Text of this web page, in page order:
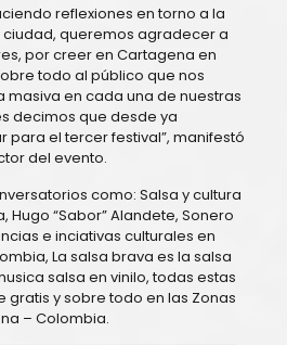
reflexiones en torno a la
queremos agradecer a
por creer en Cartagena en
todo al público que nos
en cada una de nuestras
decimos que desde ya
el tercer festival”, manifestó
del evento.
como: Salsa y cultura
“Sabor” Alandete, Sonero
e inciativas culturales en
La salsa brava es la salsa
salsa en vinilo, todas estas
y sobre todo en las Zonas
– Colombia.